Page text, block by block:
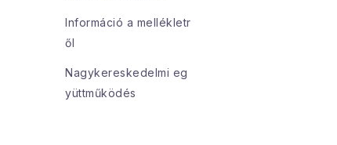
Információ a mellékletr
ől
Nagykereskedelmi eg
yüttműködés